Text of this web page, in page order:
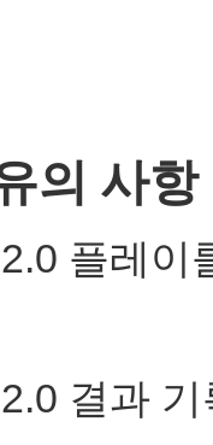
의 사항
플레이
결과